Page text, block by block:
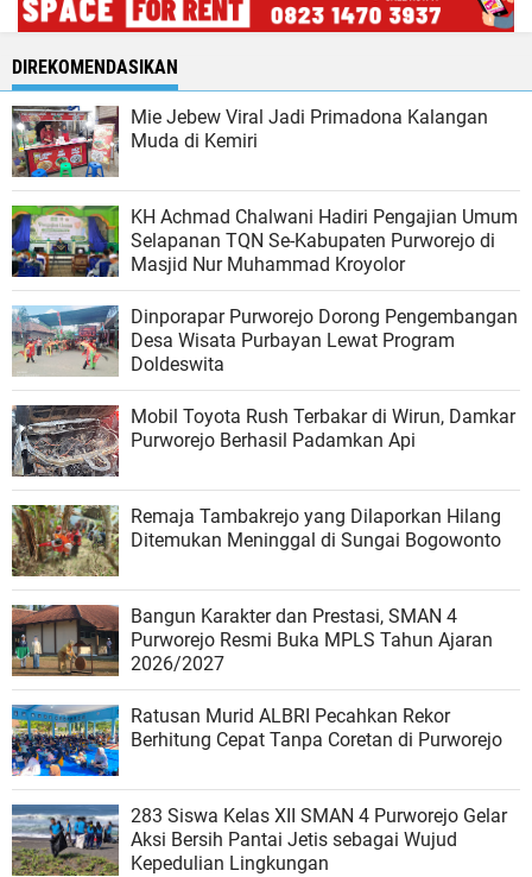
DIREKOMENDASIKAN
Mie Jebew Viral Jadi Primadona Kalangan
Muda di Kemiri
KH Achmad Chalwani Hadiri Pengajian Umum
Selapanan TQN Se-Kabupaten Purworejo di
Masjid Nur Muhammad Kroyolor
Dinporapar Purworejo Dorong Pengembangan
Desa Wisata Purbayan Lewat Program
Doldeswita
Mobil Toyota Rush Terbakar di Wirun, Damkar
Purworejo Berhasil Padamkan Api
Remaja Tambakrejo yang Dilaporkan Hilang
Ditemukan Meninggal di Sungai Bogowonto
Bangun Karakter dan Prestasi, SMAN 4
Purworejo Resmi Buka MPLS Tahun Ajaran
2026/2027
Ratusan Murid ALBRI Pecahkan Rekor
Berhitung Cepat Tanpa Coretan di Purworejo
283 Siswa Kelas XII SMAN 4 Purworejo Gelar
Aksi Bersih Pantai Jetis sebagai Wujud
Kepedulian Lingkungan